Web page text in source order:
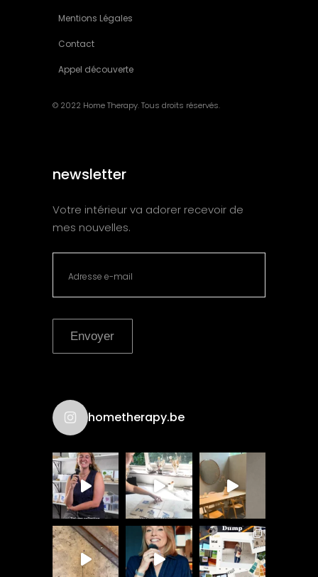
Mentions Légales
Contact
Appel découverte
© 2022 Home Therapy. Tous droits réservés.
newsletter
Votre intérieur va adorer recevoir de
mes nouvelles.
Envoyer
hometherapy.be